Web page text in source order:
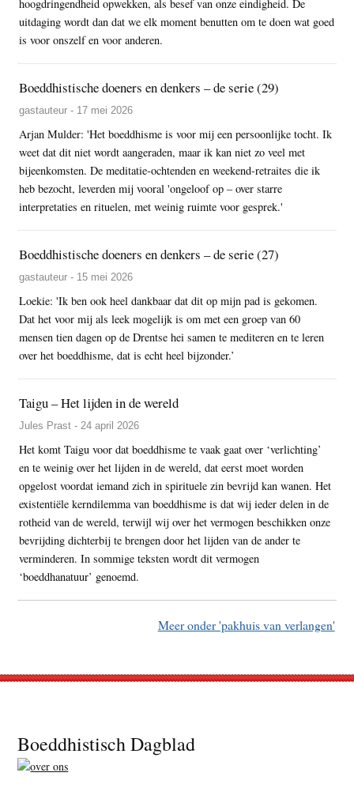
hoogdringendheid opwekken, als besef van onze eindigheid. De
uitdaging wordt dan dat we elk moment benutten om te doen wat goed
is voor onszelf en voor anderen.
Boeddhistische doeners en denkers – de serie (29)
gastauteur - 17 mei 2026
Arjan Mulder: 'Het boeddhisme is voor mij een persoonlijke tocht. Ik
weet dat dit niet wordt aangeraden, maar ik kan niet zo veel met
bijeenkomsten. De meditatie-ochtenden en weekend-retraites die ik
heb bezocht, leverden mij vooral 'ongeloof op – over starre
interpretaties en rituelen, met weinig ruimte voor gesprek.'
Boeddhistische doeners en denkers – de serie (27)
gastauteur - 15 mei 2026
Loekie: 'Ik ben ook heel dankbaar dat dit op mijn pad is gekomen.
Dat het voor mij als leek mogelijk is om met een groep van 60
mensen tien dagen op de Drentse hei samen te mediteren en te leren
over het boeddhisme, dat is echt heel bijzonder.’
Taigu – Het lijden in de wereld
Jules Prast - 24 april 2026
Het komt Taigu voor dat boeddhisme te vaak gaat over ‘verlichting’
en te weinig over het lijden in de wereld, dat eerst moet worden
opgelost voordat iemand zich in spirituele zin bevrijd kan wanen. Het
existentiële kerndilemma van boeddhisme is dat wij ieder delen in de
rotheid van de wereld, terwijl wij over het vermogen beschikken onze
bevrijding dichterbij te brengen door het lijden van de ander te
verminderen. In sommige teksten wordt dit vermogen
‘boeddhanatuur’ genoemd.
Meer onder 'pakhuis van verlangen'
Footer
Boeddhistisch Dagblad